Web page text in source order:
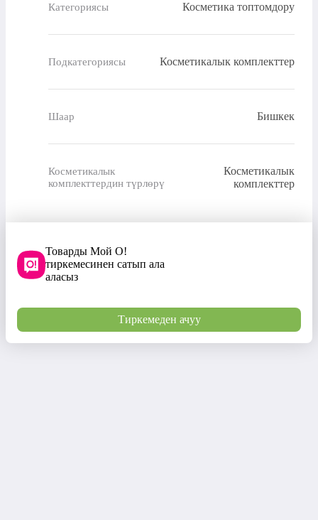
Категориясы Косметика топтомдору
Подкатегориясы Косметикалык комплекттер
Шаар Бишкек
Косметикалык
комплекттердин түрлөрү
Косметикалык
комплекттер
Товарды Мой О!
тиркемесинен сатып ала
аласыз
Тиркемеден ачуу